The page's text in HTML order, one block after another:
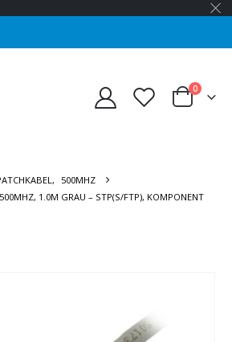
0
,
500MHZ
1.0M GRAU – STP(S/FTP), KOMPONENT